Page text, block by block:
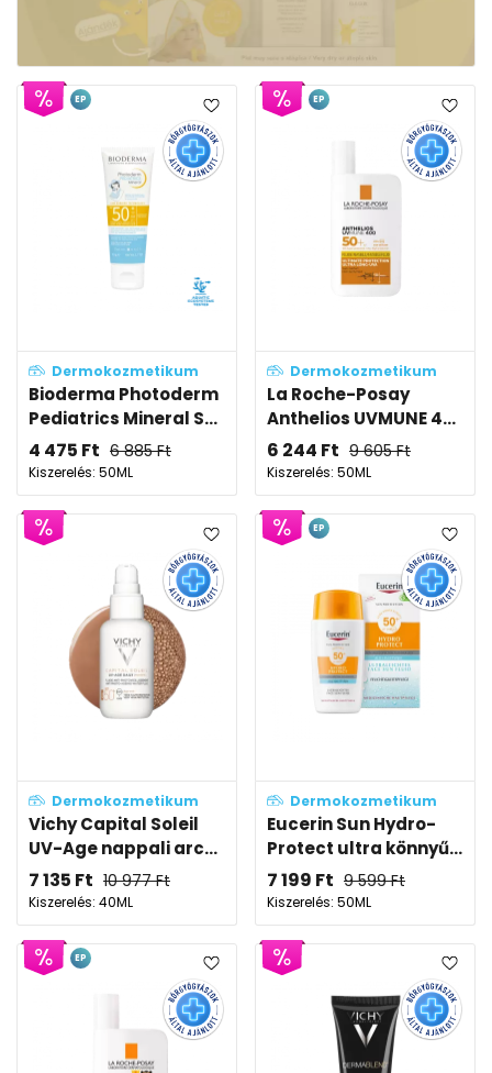
Dermokozmetikum
Bioderma Photoderm
Pediatrics Mineral S...
4 475 Ft 6 885Ft
Kiszerelés: 50ML
EP
Dermokozmetikum
La Roche-Posay
Anthelios UVMUNE 4...
6 244 Ft 9 605Ft
Kiszerelés: 50ML
EP
Dermokozmetikum
Vichy Capital Soleil
UV-Age nappali arc...
7 135 Ft 10 977Ft
Kiszerelés: 40ML
Dermokozmetikum
Eucerin Sun Hydro-
Protect ultra könnyű...
7 199 Ft 9 599Ft
Kiszerelés: 50ML
EP
EP